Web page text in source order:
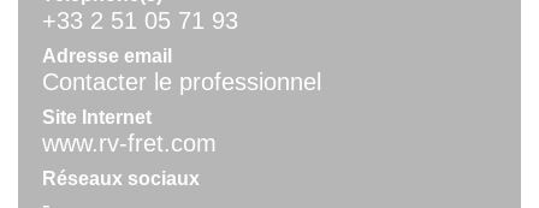
+33 2 51 05 71 93
Adresse email
Contacter le professionnel
Site Internet
www.rv-fret.com
Réseaux sociaux